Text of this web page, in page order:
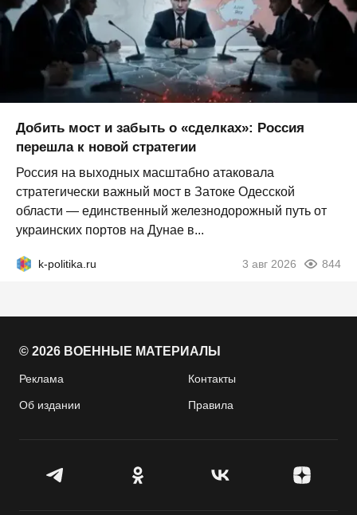
Добить мост и забыть о «сделках»: Россия
перешла к новой стратегии
Россия на выходных масштабно атаковала
стратегически важный мост в Затоке Одесской
области — единственный железнодорожный путь от
украинских портов на Дунае в...
k-politika.ru 3 авг 2026 844
© 2026 ВОЕННЫЕ МАТЕРИАЛЫ
Реклама Контакты
Об издании Правила